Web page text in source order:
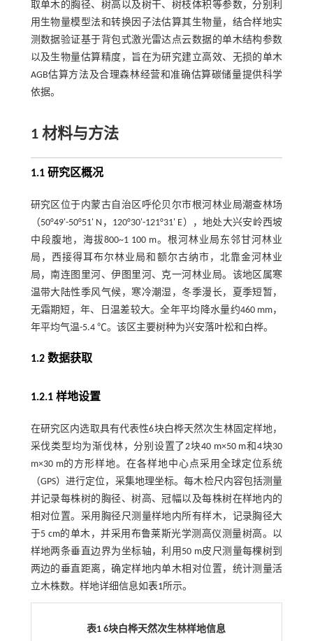
取单木的胸径、树高以及树干、树枝体积等参数，分别利
用生物量模型法和转换因子法估算其生物量，结合样地实
测数据验证基于背包式激光雷达点云数据的单木结构参数
以及生物量估算精度，旨在为研究建立高效、无损的单木
AGB估算方法及合理森林经营和准确估算碳储量提供科学
依据。
1 材料与方法
1.1 研究区概况
研究区位于内蒙古自治区呼伦贝尔市根河林业局潮查林场
（50°49'-50°51' N，120°30'-121°31' E），地处大兴安岭西坡
中段腹地，海拔800~1 100 m。根河林业局东邻甘河林业
局，西接得耳布尔林业局和额尔古纳市，北靠金河林业
局，南连图里河、伊图里河、克一河林业局。该地区属寒
温带大陆性季风气候，寒冷潮湿，冬季漫长，夏季短暂，
无霜期短，年、日温差较大。全年平均降水量约460 mm，
年平均气温-5.4 ℃。该区主要树种为兴安落叶松和白桦。
1.2 数据获取
1.2.1 样地设置
在研究区内选取具有代表性6块白桦天然次生林固定样地，
采伐类型均为渐伐林，分别设置了2块40 m×50 m和4块30
m×30 m的方形样地。在各样地中心点采用全球定位系统
（GPS）进行定位，采集地理坐标。每木检尺内容包括测量
并记录每株树的胸径、树高、冠幅以及每株树在样地内的
相对位置。采用胸径尺测量样地内所有样木，记录胸径大
于5 cm的单木，并采用布鲁莱斯光学测高仪测量树高。以
样地两条垂直边界为坐标轴，利用50 m皮尺测量每棵树到
两边的垂直距离，确定样地内单木相对位置，统计测量活
立木株数。样地详细信息如表1所示。
表1 6块白桦天然次生林样地信息